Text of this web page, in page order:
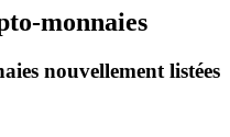
monnaies
nouvellement listées